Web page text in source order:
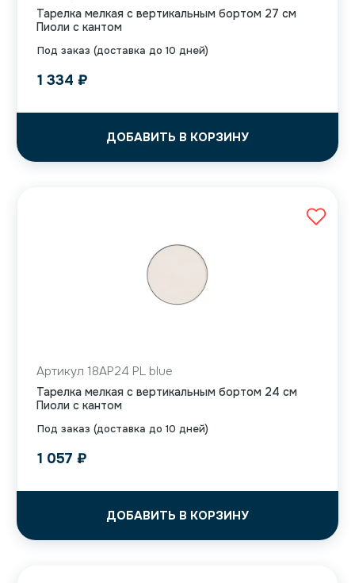
Под заказ (доставка до 10 дней)
Тарелка мелкая с вертикальным бортом 27 см
Пиоли с кантом
1 334 ₽
ДОБАВИТЬ В КОРЗИНУ
Под заказ (доставка до 10 дней)
Артикул 18AP24 PL blue
Тарелка мелкая с вертикальным бортом 24 см
Пиоли с кантом
1 057 ₽
ДОБАВИТЬ В КОРЗИНУ